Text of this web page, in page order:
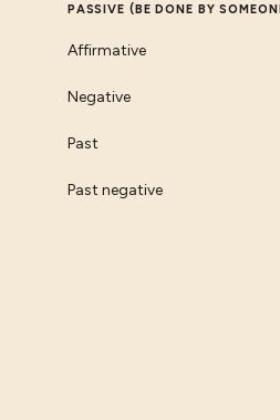
PASSIVE (BE DONE BY
Affirmative
Negative
Past
Past negative